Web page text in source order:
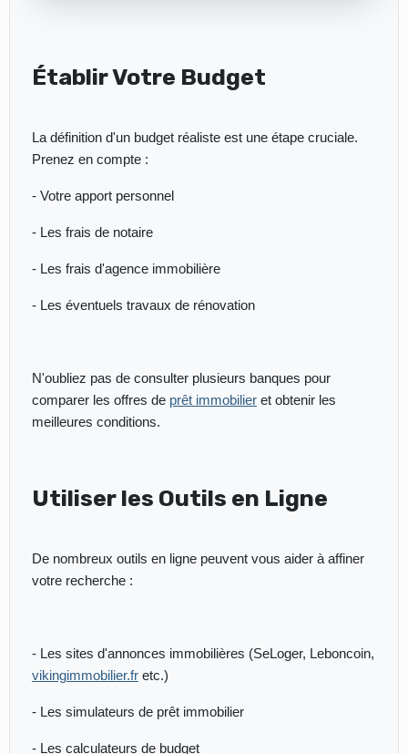
Établir Votre Budget
La définition d'un budget réaliste est une étape cruciale.
Prenez en compte :
- Votre apport personnel
- Les frais de notaire
- Les frais d'agence immobilière
- Les éventuels travaux de rénovation
N'oubliez pas de consulter plusieurs banques pour
comparer les offres de prêt immobilieret obtenir les
meilleures conditions.
Utiliser les Outils en Ligne
De nombreux outils en ligne peuvent vous aider à affiner
votre recherche :
- Les sites d'annonces immobilières (SeLoger, Leboncoin,
vikingimmobilier.fretc.)
- Les simulateurs de prêt immobilier
- Les calculateurs de budget